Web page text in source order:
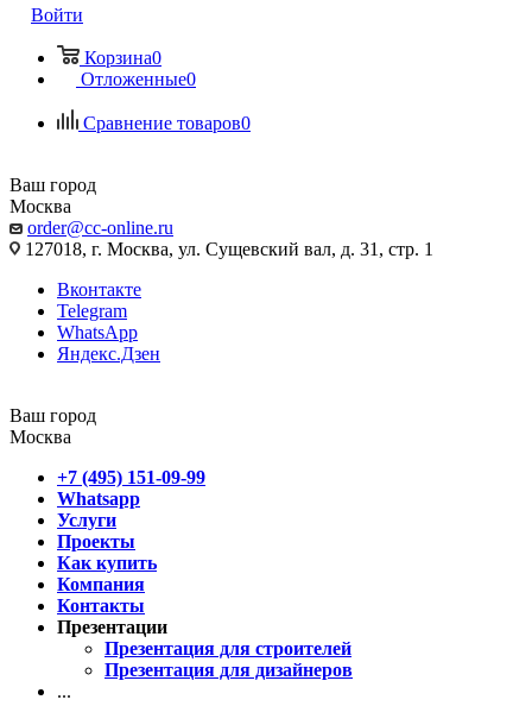
Войти
Корзина0
Отложенные0
Сравнение товаров0
Ваш город
Москва
order@cc-online.ru
127018, г. Москва, ул. Сущевский вал, д. 31, стр. 1
Вконтакте
Telegram
WhatsApp
Яндекс.Дзен
Ваш город
Москва
+7 (495) 151-09-99
Whatsapp
Услуги
Проекты
Как купить
Компания
Контакты
Презентации
Презентация для строителей
Презентация для дизайнеров
...